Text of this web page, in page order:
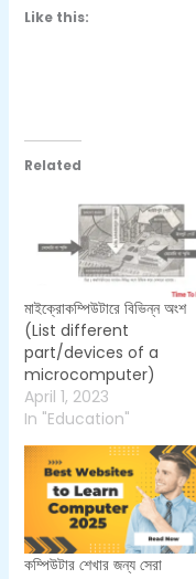
Like this:
Related
মাইক্রোকম্পিউটারে বিভিন্ন অংশ
(List different
part/devices of a
microcomputer)
April 1, 2023
In "Education"
কম্পিউটার শেখার জন্য সেরা